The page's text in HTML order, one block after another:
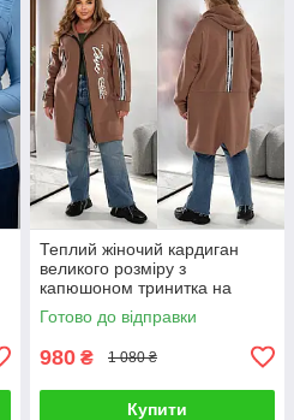
Теплий жіночий кардиган
великого розміру з
капюшоном тринитка на
флісі на блискавці
Готово до відправки
980 ₴ 1 080 ₴
Купити